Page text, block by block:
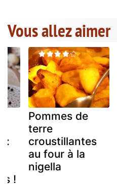
Vous allez aimer
:
!
Pommes de
terre
croustillantes
au four à la
nigella